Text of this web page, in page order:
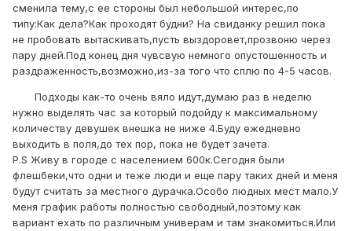
сменила тему,с ее стороны был небольшой интерес,по
типу:Как дела?Как проходят будни? На свиданку решил пока
не пробовать вытаскивать,пусть выздоровет,прозвоню через
пару дней.Под конец дня чувсвую немного опустошенность и
раздраженность,возможно,из-за того что сплю по 4-5 часов.
Подходы как-то очень вяло идут,думаю раз в неделю
нужно выделять час за который подойду к максимальному
количеству девушек внешка не ниже 4.Буду ежедневно
выходить в поля,до тех пор, пока не будет зачета.
P.S Живу в городе с населением 600к.Сегодня были
флешбеки,что одни и теже люди и еще пару таких дней и меня
будут считать за местного дурачка.Особо людных мест мало.У
меня график работы полностью свободный,поэтому как
вариант ехать по различным универам и там знакомиться.Или